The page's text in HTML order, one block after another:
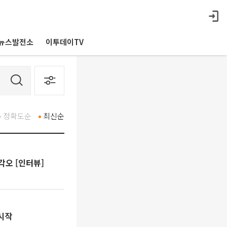
스발전소 이투데이TV
최신순
정확도순
오 [인터뷰]
작